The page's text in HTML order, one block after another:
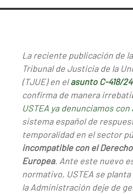
La reciente publicación de
Tribunal de Justicia de la
(TJUE) en elasunto C-418/
confirma de manera
USTEA ya denunciamos
sistema español de
temporalidad en el sector
incompatible con el
Europea. Ante este nuevo
normativo, USTEA se
la Administración deje de